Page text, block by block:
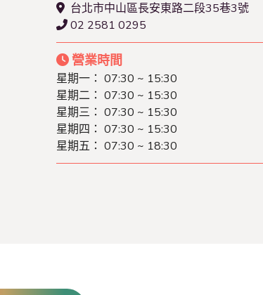
台北市中山區長安東路二段35巷3號
02 2581 0295
營業時間
星期一： 07:30 ~ 15:30
星期二： 07:30 ~ 15:30
星期三： 07:30 ~ 15:30
星期四： 07:30 ~ 15:30
星期五： 07:30 ~ 18:30